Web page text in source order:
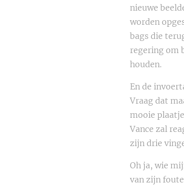
nieuwe
worden
bags die
regering om
houden.
En de
Vraag dat
mooie
Vance zal
zijn drie
Oh ja, wie
van zijn